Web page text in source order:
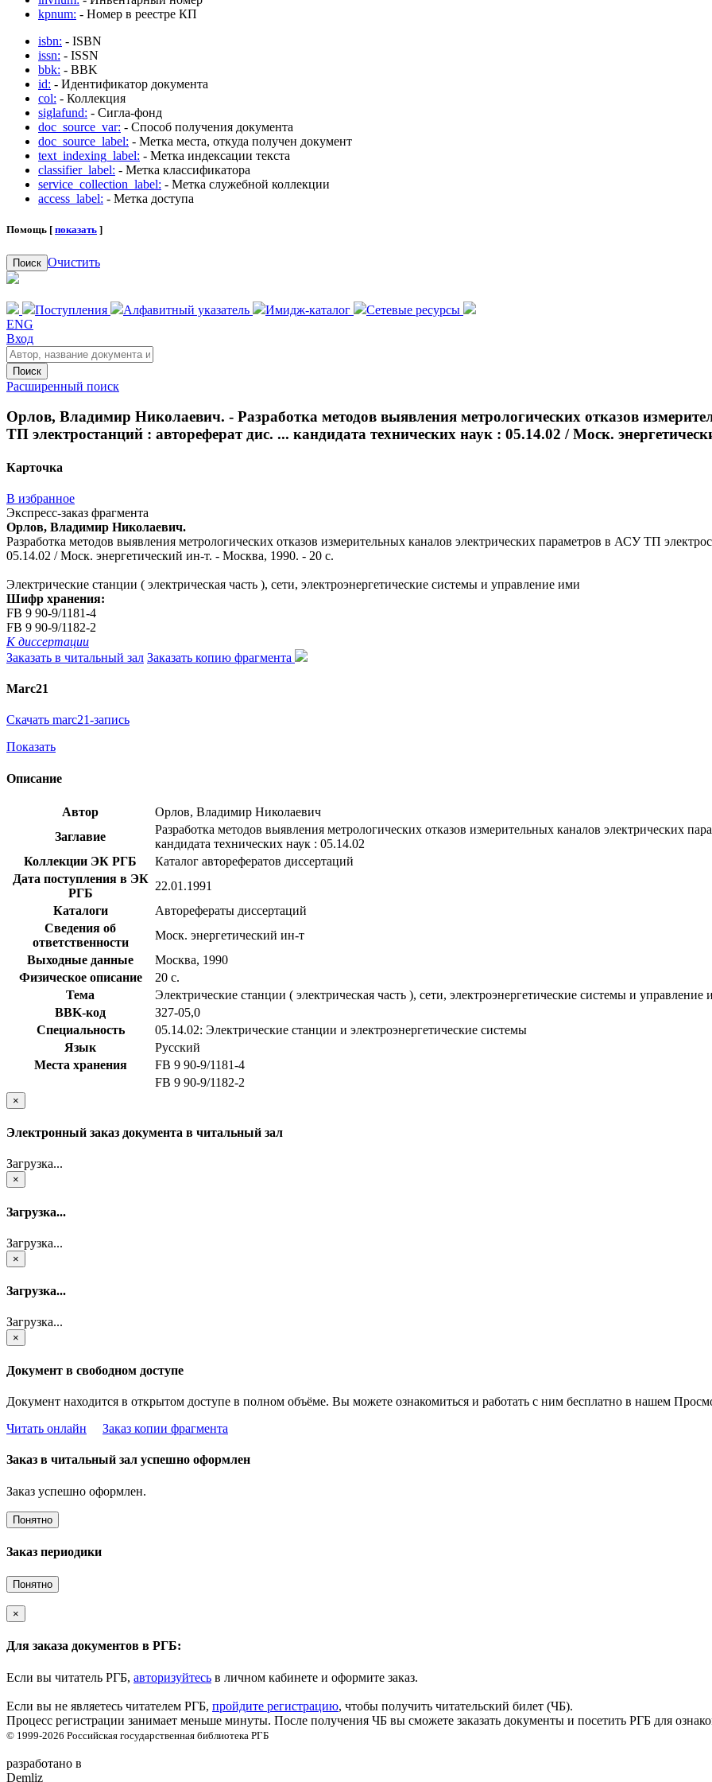
kpnum: - Номер в реестре КП
isbn: - ISBN
issn: - ISSN
bbk: - BBK
id: - Идентификатор документа
col: - Коллекция
siglafund: - Сигла-фонд
doc_source_var: - Способ получения документа
doc_source_label: - Метка места, откуда получен документ
text_indexing_label: - Метка индексации текста
classifier_label: - Метка классификатора
service_collection_label: - Метка служебной коллекции
access_label: - Метка доступа
Помощь [ показать ]
Поиск Очистить
Поступления Алфавитный указатель Имидж-каталог
Сетевые ресурсы
ENG
Вход
Поиск
Расширенный поиск
Орлов, Владимир Николаевич. - Разработка методов выявления метрологических отказов
ТП электростанций : автореферат дис. ... кандидата технических наук : 05.14.02 / Моск.
Карточка
В избранное
Экспресс-заказ фрагмента
Орлов, Владимир Николаевич.
Разработка методов выявления метрологических отказов измерительных каналов электрических параметров в АСУ ТП
05.14.02 / Моск. энергетический ин-т. - Москва, 1990. - 20 с.
Электрические станции ( электрическая часть ), сети, электроэнергетические системы и управление ими
Шифр хранения:
FB 9 90-9/1181-4
FB 9 90-9/1182-2
К диссертации
Заказать в читальный зал Заказать копию фрагмента
Marc21
Скачать marc21-запись
Показать
Описание
Автор
Орлов, Владимир Николаевич
Заглавие
Разработка методов выявления метрологических отказов измерительных каналов электрических
кандидата технических наук : 05.14.02
Коллекции ЭК РГБ
Каталог авторефератов диссертаций
Дата поступления в ЭК
РГБ
22.01.1991
Каталоги
Авторефераты диссертаций
Сведения об
ответственности
Моск. энергетический ин-т
Выходные данные
Москва, 1990
Физическое описание
20 с.
Тема
Электрические станции ( электрическая часть ), сети, электроэнергетические системы и управление
BBK-код
З27-05,0
Специальность
05.14.02: Электрические станции и электроэнергетические системы
Язык
Русский
Места хранения
FB 9 90-9/1181-4
FB 9 90-9/1182-2
×
Электронный заказ документа в читальный зал
Загрузка...
×
Загрузка...
Загрузка...
×
Загрузка...
Загрузка...
×
Документ в свободном доступе
Документ находится в открытом доступе в полном объёме. Вы можете ознакомиться и работать с ним бесплатно в нашем
Читать онлайн
Заказ копии фрагмента
Заказ в читальный зал успешно оформлен
Заказ успешно оформлен.
Понятно
Заказ периодики
Понятно
×
Для заказа документов в РГБ:
Если вы читатель РГБ, авторизуйтесь в личном кабинете и оформите заказ.
Если вы не являетесь читателем РГБ, пройдите регистрацию, чтобы получить читательский билет (ЧБ).
Процесс регистрации занимает меньше минуты. После получения ЧБ вы сможете заказать документы и посетить РГБ для
© 1999-2026 Российская государственная библиотека РГБ
разработано в
Demliz